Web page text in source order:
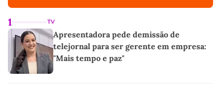
1 TV
Apresentadora pede demissão de
telejornal para ser gerente em empresa:
"Mais tempo e paz"